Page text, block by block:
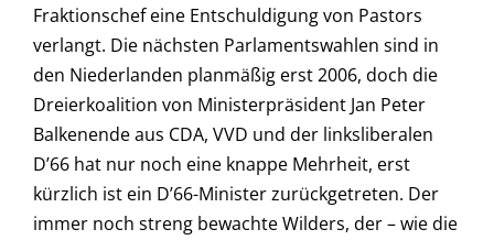
Fraktionschef eine Entschuldigung von Pastors
verlangt. Die nächsten Parlamentswahlen sind in
den Niederlanden planmäßig erst 2006, doch die
Dreierkoalition von Ministerpräsident Jan Peter
Balkenende aus CDA, VVD und der linksliberalen
D’66 hat nur noch eine knappe Mehrheit, erst
kürzlich ist ein D’66-Minister zurückgetreten. Der
immer noch streng bewachte Wilders, der – wie die